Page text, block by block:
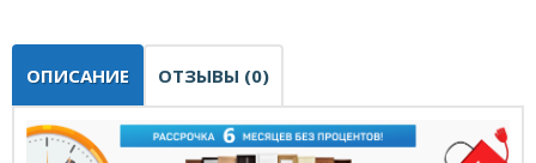
ОПИСАНИЕ ОТЗЫВЫ (0)